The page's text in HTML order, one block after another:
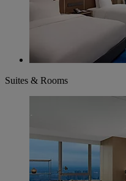
Suites & Rooms